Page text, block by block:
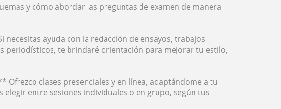
y cómo abordar las preguntas de examen de manera
ayuda con la redacción de ensayos, trabajos
periodísticos, te brindaré orientación para mejorar tu estilo,
Ofrezco clases presenciales y en línea, adaptándome a tu
entre sesiones individuales o en grupo, según tus